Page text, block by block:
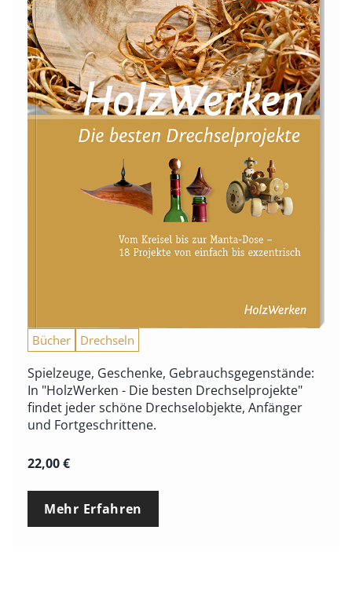
Bücher Drechseln
Spielzeuge, Geschenke, Gebrauchsgegenstände:
In "HolzWerken - Die besten Drechselprojekte"
findet jeder schöne Drechselobjekte, Anfänger
und Fortgeschrittene.
22,00€
Mehr Erfahren